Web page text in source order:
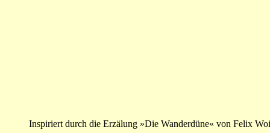
Inspiriert durch die Erzälung »Die Wanderdüne« von Felix